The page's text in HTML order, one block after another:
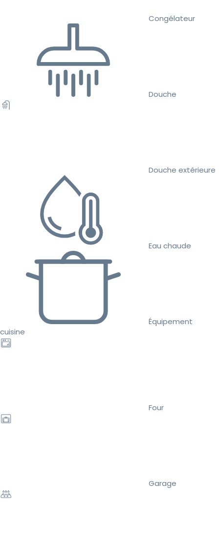
Congélateur
Douche
Douche extérieure
Eau chaude
Équipement
cuisine
Four
Garage